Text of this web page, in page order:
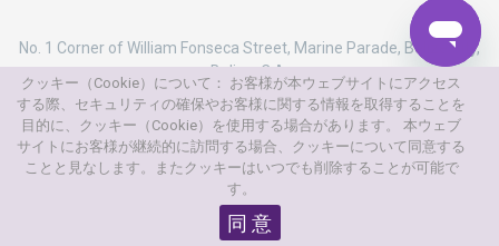
No. 1 Corner of William Fonseca Street, Marine Parade, Belize City,
Belize, C.A.
口座
口座の
クッキー（Cookie）について： お客様が本ウェブサイトにアクセス
する際、セキュリティの確保やお客様に関する情報を取得することを
目的に、クッキー（Cookie）を使用する場合があります。 本ウェブ
サイトにお客様が継続的に訪問する場合、クッキーについて同意する
ことと見なします。またクッキーはいつでも削除することが可能で
す。
同 意